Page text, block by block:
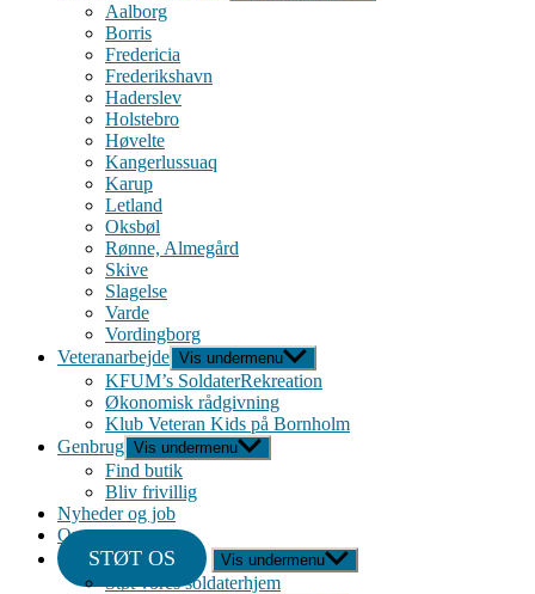
Aalborg
Borris
Fredericia
Frederikshavn
Haderslev
Holstebro
Høvelte
Kangerlussuaq
Karup
Letland
Oksbøl
Rønne, Almegård
Skive
Slagelse
Varde
Vordingborg
Veteranarbejde Vis undermenu
KFUM’s SoldaterRekreation
Økonomisk rådgivning
Klub Veteran Kids på Bornholm
Genbrug Vis undermenu
Find butik
Bliv frivillig
Nyheder og job
Om
STØT OS Vis undermenu
Støt vores soldaterhjem